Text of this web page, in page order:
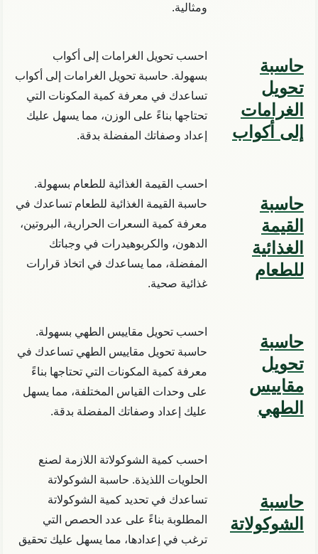
ومثالية.
حاسبة
تحويل
الغرامات
إلى أكواب
احسب تحويل الغرامات إلى أكواب
بسهولة. حاسبة تحويل الغرامات إلى أكواب
تساعدك في معرفة كمية المكونات التي
تحتاجها بناءً على الوزن، مما يسهل عليك
إعداد وصفاتك المفضلة بدقة.
حاسبة
القيمة
الغذائية
للطعام
احسب القيمة الغذائية للطعام بسهولة.
حاسبة القيمة الغذائية للطعام تساعدك في
معرفة كمية السعرات الحرارية، البروتين،
الدهون، والكربوهيدرات في وجباتك
المفضلة، مما يساعدك في اتخاذ قرارات
غذائية صحية.
حاسبة
تحويل
مقاييس
الطهي
احسب تحويل مقاييس الطهي بسهولة.
حاسبة تحويل مقاييس الطهي تساعدك في
معرفة كمية المكونات التي تحتاجها بناءً
على وحدات القياس المختلفة، مما يسهل
عليك إعداد وصفاتك المفضلة بدقة.
حاسبة
الشوكولاتة
احسب كمية الشوكولاتة اللازمة لصنع
الحلويات اللذيذة. حاسبة الشوكولاتة
تساعدك في تحديد كمية الشوكولاتة
المطلوبة بناءً على عدد الحصص التي
ترغب في إعدادها، مما يسهل عليك تحقيق